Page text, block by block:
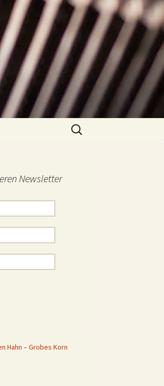
Suchen
nach:
Newsletter
Hahn – Grobes Korn